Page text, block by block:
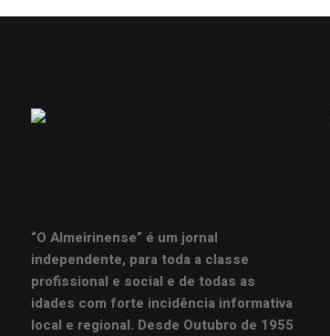
“O Almeirinense” é um jornal
independente, para toda a classe
profissional e social e de todas as
idades com forte incidência informativa
local e regional. Desde Outubro de 1955